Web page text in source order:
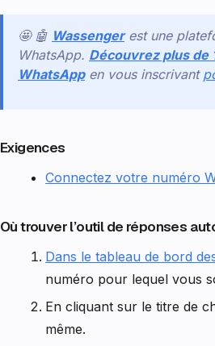
🤩 🤖 Wassenger est une
WhatsApp. Découvrez plus de
WhatsApp en vous inscrivant
Exigences
Connectez votre numéro
Où trouver l’outil de réponses
Dans le tableau de bord
numéro pour lequel vous
En cliquant sur le titre de
même.